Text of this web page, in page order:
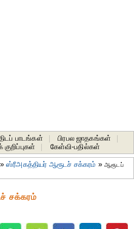
பாடங்கள் பிரபல ஜாதகங்கள்
கேள்வி-பதில்கள்
»ஸ்ரீஅகத்தியர் ஆரூடச் சக்கரம் »ஆரூடப்
சக்கரம்